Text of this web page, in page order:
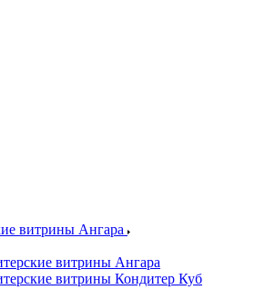
витрины Ангара
витрины Ангара
витрины Кондитер Куб